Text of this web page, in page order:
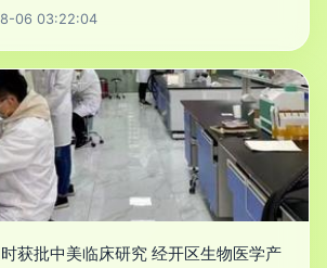
06 03:22:04
获批中美临床研究 经开区生物医学产